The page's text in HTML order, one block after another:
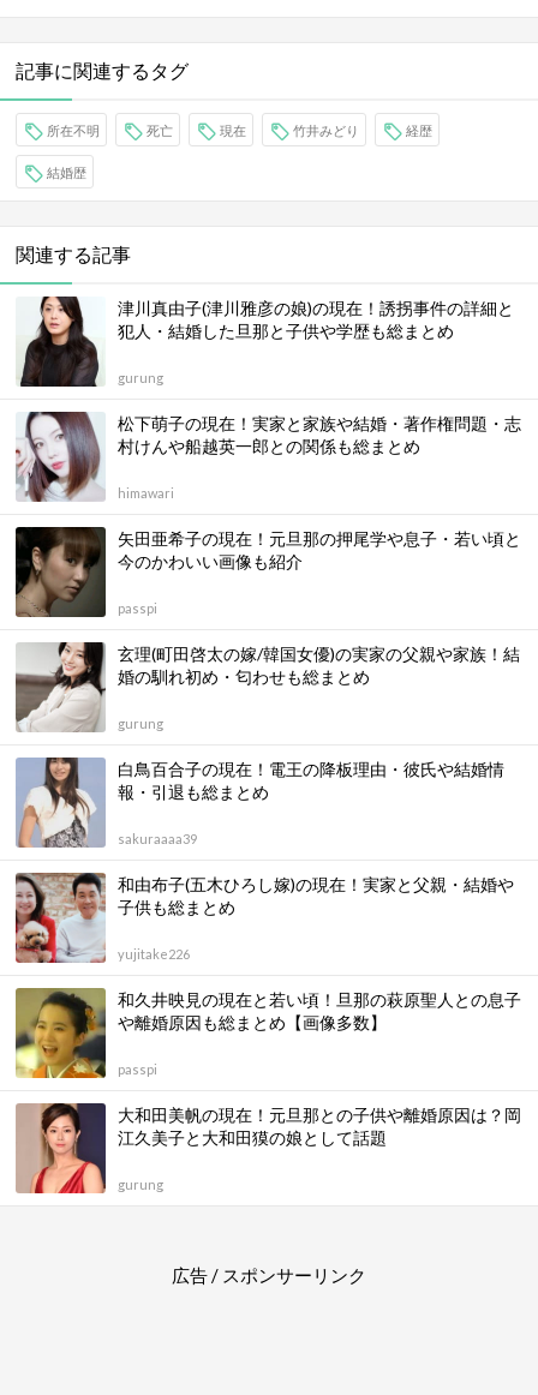
記事に関連するタグ
所在不明 死亡 現在 竹井みどり 経歴
結婚歴
関連する記事
津川真由子(津川雅彦の娘)の現在！誘拐事件の詳細と
犯人・結婚した旦那と子供や学歴も総まとめ
gurung
松下萌子の現在！実家と家族や結婚・著作権問題・志
村けんや船越英一郎との関係も総まとめ
himawari
矢田亜希子の現在！元旦那の押尾学や息子・若い頃と
今のかわいい画像も紹介
passpi
玄理(町田啓太の嫁/韓国女優)の実家の父親や家族！結
婚の馴れ初め・匂わせも総まとめ
gurung
白鳥百合子の現在！電王の降板理由・彼氏や結婚情
報・引退も総まとめ
sakuraaaa39
和由布子(五木ひろし嫁)の現在！実家と父親・結婚や
子供も総まとめ
yujitake226
和久井映見の現在と若い頃！旦那の萩原聖人との息子
や離婚原因も総まとめ【画像多数】
passpi
大和田美帆の現在！元旦那との子供や離婚原因は？岡
江久美子と大和田獏の娘として話題
gurung
広告 / スポンサーリンク